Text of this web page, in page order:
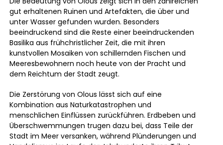
gut erhaltenen Ruinen und Artefakten, die über und
unter Wasser gefunden wurden. Besonders
beeindruckend sind die Reste einer beeindruckenden
Basilika aus frühchristlicher Zeit, die mit ihren
kunstvollen Mosaiken von schillernden Fischen und
Meeresbewohnern noch heute von der Pracht und
dem Reichtum der Stadt zeugt.
Die Zerstörung von Olous lässt sich auf eine
Kombination aus Naturkatastrophen und
menschlichen Einflüssen zurückführen. Erdbeben und
Überschwemmungen trugen dazu bei, dass Teile der
Stadt im Meer versanken, während Plünderungen und